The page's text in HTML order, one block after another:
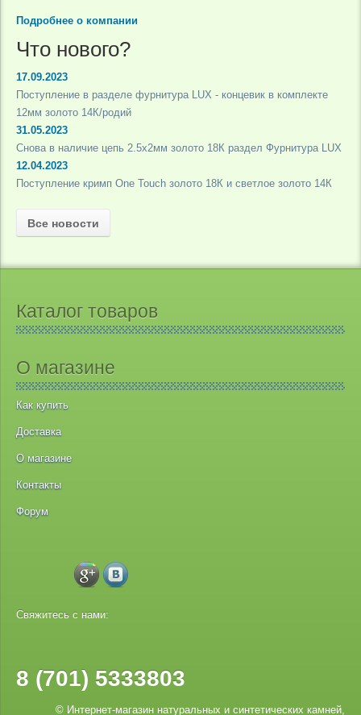
Подробнее о компании
Что нового?
17.09.2023
Поступление в разделе фурнитура LUX - концевик в комплекте
12мм золото 14К/родий
31.05.2023
Снова в наличие цепь 2.5х2мм золото 18К раздел Фурнитура LUX
12.04.2023
Поступление кримп One Touch золото 18К и светлое золото 14К
Все новости
Каталог товаров
О магазине
Как купить
Доставка
О магазине
Контакты
Форум
Свяжитесь с нами:
8 (701) 5333803
© Интернет-магазин натуральных и синтетических камней,